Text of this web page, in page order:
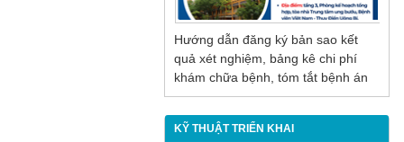
mật chủ
Hướng dẫn đăng ký bản sao kết
quả xét nghiệm, bảng kê chi phí
khám chữa bệnh, tóm tắt bệnh án
KỸ THUẬT TRIỂN KHAI